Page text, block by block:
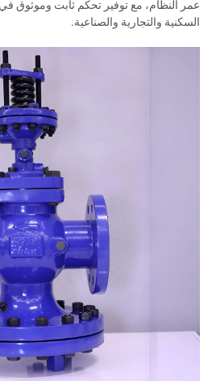
عمر النظام، مع توفير تحكم ثابت وموثوق
السكنية والتجارية والصناعية.